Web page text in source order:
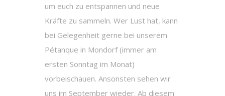
um euch zu entspannen und neue
Kräfte zu sammeln. Wer Lust hat, kann
bei Gelegenheit gerne bei unserem
Pétanque in Mondorf (immer am
ersten Sonntag im Monat)
vorbeischauen. Ansonsten sehen wir
uns im September wieder. Ab diesem